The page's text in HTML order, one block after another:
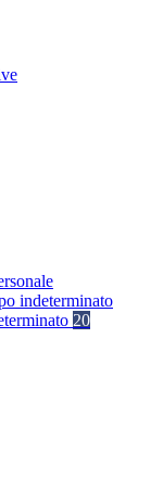
indeterminato
20